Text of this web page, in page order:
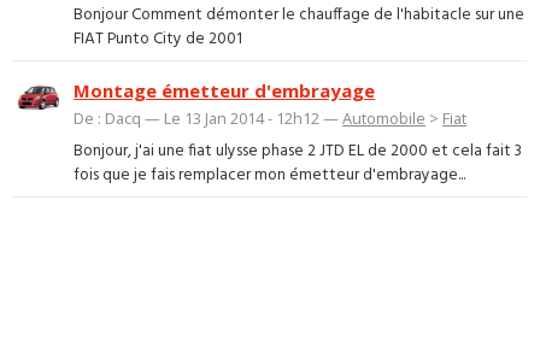
Bonjour Comment démonter le chauffage de l'habitacle sur une
FIAT Punto City de 2001
Montage émetteur d'embrayage
De : Dacq — Le 13 Jan 2014 - 12h12 —Automobile > Fiat
Bonjour, j'ai une fiat ulysse phase 2 JTD EL de 2000 et cela fait 3
fois que je fais remplacer mon émetteur d'embrayage...